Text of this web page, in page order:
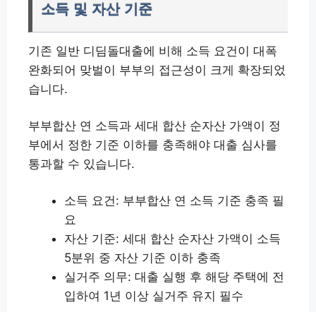
소득 및 자산 기준
기존 일반 디딤돌대출에 비해 소득 요건이 대폭
완화되어 맞벌이 부부의 접근성이 크게 확장되었
습니다.
부부합산 연 소득과 세대 합산 순자산 가액이 정
부에서 정한 기준 이하를 충족해야 대출 심사를
통과할 수 있습니다.
소득 요건: 부부합산 연 소득 기준 충족 필
요
자산 기준: 세대 합산 순자산 가액이 소득
5분위 중 자산 기준 이하 충족
실거주 의무: 대출 실행 후 해당 주택에 전
입하여 1년 이상 실거주 유지 필수